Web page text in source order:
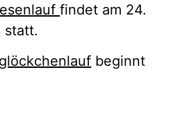
findet am 24.
statt.
beginnt